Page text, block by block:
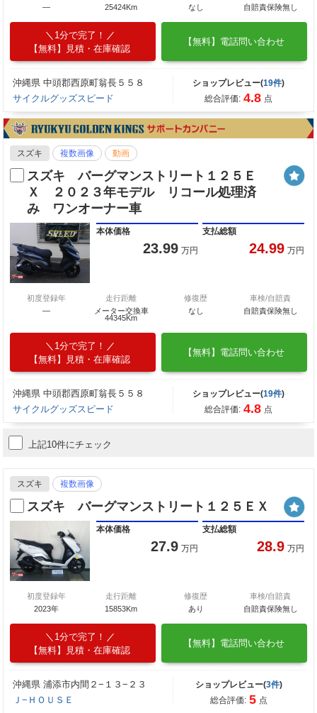
—
25424Km
なし
自賠責保険無し
1分で完了！
【無料】見積・在庫確認
【無料】電話問い合わせ
沖縄県 中頭郡西原町翁長５５８
サイクルグッズスピード
ショップレビュー(19件)
総合評価: 4.8 点
スズキ 複数画像 動画
スズキ バーグマンストリート１２５Ｅ
Ｘ ２０２３年モデル リコール処理済
み ワンオーナー車
本体価格
23.99 万円
支払総額
24.99 万円
初度登録年
—
走行距離
メーター交換車
44345Km
修復歴
なし
車検/自賠責
自賠責保険無し
1分で完了！
【無料】見積・在庫確認
【無料】電話問い合わせ
沖縄県 中頭郡西原町翁長５５８
サイクルグッズスピード
ショップレビュー(19件)
総合評価: 4.8 点
上記10件にチェック
スズキ 複数画像
スズキ バーグマンストリート１２５ＥＸ
本体価格
27.9 万円
支払総額
28.9 万円
初度登録年
2023年
走行距離
15853Km
修復歴
あり
車検/自賠責
自賠責保険無し
1分で完了！
【無料】見積・在庫確認
【無料】電話問い合わせ
沖縄県 浦添市内間２−１３−２３
Ｊ−ＨＯＵＳＥ
ショップレビュー(3件)
総合評価: 5 点